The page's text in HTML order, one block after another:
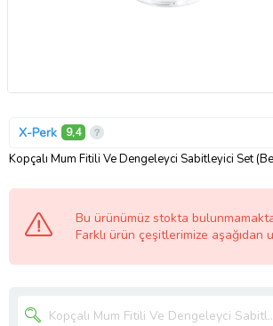
X-Perk 9,4
Kopçalı Mum Fitili Ve Dengeleyci Sabitleyici Set
Bu ürünümüz stokta
Farklı ürün çeşitlerimize aşağıdan